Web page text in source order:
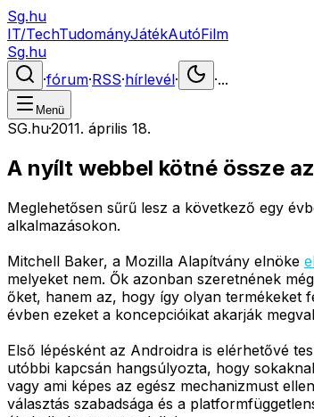
Sg.hu
IT/TechTudományJátékAutóFilm
Sg.hu
·fórum·RSS·hírlevél· ·...
Menü
SG.hu·2011. április 18.
A nyílt webbel kötné össze
Meglehetősen sűrű lesz a következő egy
alkalmazásokon.
Mitchell Baker, a Mozilla Alapítvány elnöke
melyeket nem. Ők azonban szeretnének
őket, hanem az, hogy így olyan termékeket
évben ezeket a koncepcióikat akarják
Első lépésként az Androidra is elérhetővé
utóbbi kapcsán hangsúlyozta, hogy
vagy ami képes az egész mechanizmust
választás szabadsága és a